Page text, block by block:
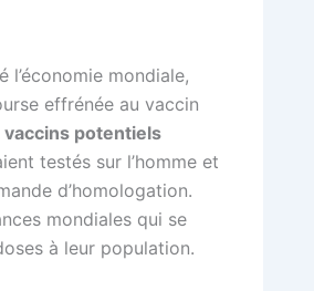
mondiale,
effrénée au vaccin
vaccins potentiels
testés sur l’homme et
d’homologation.
mondiales qui se
à leur population.